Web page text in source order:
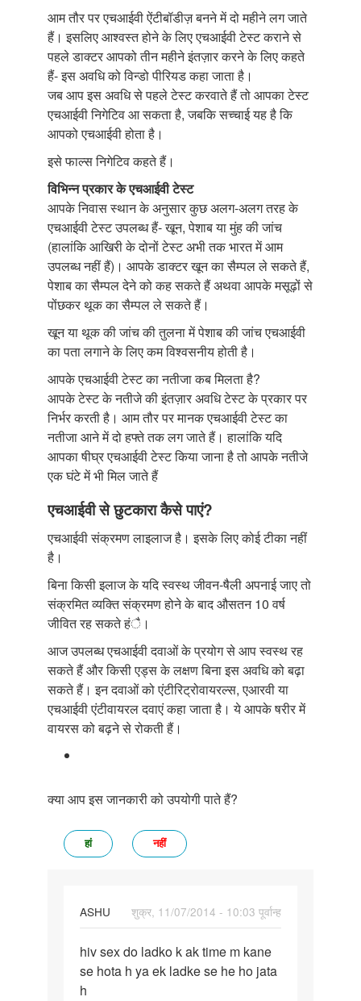
आम तौर पर एचआईवी ऐंटीबॉडीज़ बनने में दो महीने लग जाते
हैं। इसलिए आश्वस्त होने के लिए एचआईवी टेस्ट कराने से
पहले डाक्टर आपको तीन महीने इंतज़ार करने के लिए कहते
हैं- इस अवधि को विन्डो पीरियड कहा जाता है।
जब आप इस अवधि से पहले टेस्ट करवाते हैं तो आपका टेस्ट
एचआईवी निगेटिव आ सकता है, जबकि सच्चाई यह है कि
आपको एचआईवी होता है।
इसे फाल्स निगेटिव कहते हैं।
विभिन्न प्रकार के एचआईवी टेस्ट
आपके निवास स्थान के अनुसार कुछ अलग-अलग तरह के
एचआईवी टेस्ट उपलब्ध हैं- खून, पेशाब या मुंह की जांच
(हालांकि आखिरी के दोनों टेस्ट अभी तक भारत में आम
उपलब्ध नहीं हैं)। आपके डाक्टर खून का सैम्पल ले सकते हैं,
पेशाब का सैम्पल देने को कह सकते हैं अथवा आपके मसूढ़ों से
पोंछकर थूक का सैम्पल ले सकते हैं।
खून या थूक की जांच की तुलना में पेशाब की जांच एचआईवी
का पता लगाने के लिए कम विश्वसनीय होती है।
आपके एचआईवी टेस्ट का नतीजा कब मिलता है?
आपके टेस्ट के नतीजे की इंतज़ार अवधि टेस्ट के प्रकार पर
निर्भर करती है। आम तौर पर मानक एचआईवी टेस्ट का
नतीजा आने में दो हफ्ते तक लग जाते हैं। हालांकि यदि
आपका षीघ्र एचआईवी टेस्ट किया जाना है तो आपके नतीजे
एक घंटे में भी मिल जाते हैं
एचआईवी से छुटकारा कैसे पाएं?
एचआईवी संक्रमण लाइलाज है। इसके लिए कोई टीका नहीं
है।
बिना किसी इलाज के यदि स्वस्थ जीवन-षैली अपनाई जाए तो
संक्रमित व्यक्ति संक्रमण होने के बाद औसतन 10 वर्ष
जीवित रह सकते हंै।
आज उपलब्ध एचआईवी दवाओं के प्रयोग से आप स्वस्थ रह
सकते हैं और किसी एड्स के लक्षण बिना इस अवधि को बढ़ा
सकते हैं। इन दवाओं को एंटीरिट्रोवायरल्स, एआरवी या
एचआईवी एंटीवायरल दवाएं कहा जाता है। ये आपके षरीर में
वायरस को बढ़ने से रोकती हैं।
क्या आप इस जानकारी को उपयोगी पाते हैं?
हां नहीं
ASHU
शुक्र, 11/07/2014 - 10:03 पूर्वान्ह
hiv
sex
do
hiv sex do ladko k ak time m kane
se hota h ya ek ladke se he ho jata
h